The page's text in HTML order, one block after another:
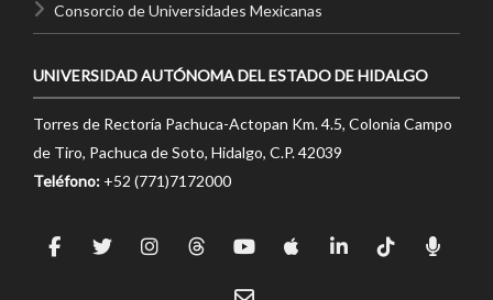
Consorcio de Universidades Mexicanas
UNIVERSIDAD AUTÓNOMA DEL ESTADO DE HIDALGO
Torres de Rectoría Pachuca-Actopan Km. 4.5, Colonia Campo
de Tiro, Pachuca de Soto, Hidalgo, C.P. 42039
Teléfono: +52 (771)7172000